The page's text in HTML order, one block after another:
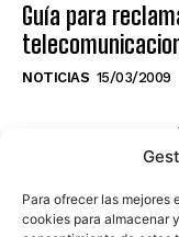
Para ofrecer las mejores
cookies para almacenar
Guía para
NOTICIAS 15/03/2009
NO TE PIERDAS